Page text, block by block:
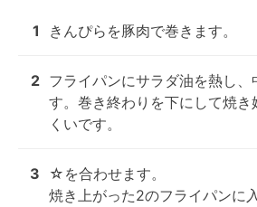
1 きんぴらを豚肉で巻きます。
2 フライパンにサラダ油を熱し、
す。巻き終わりを下にして焼き
くいです。
3
☆を合わせます。
焼き上がった2のフライパンに